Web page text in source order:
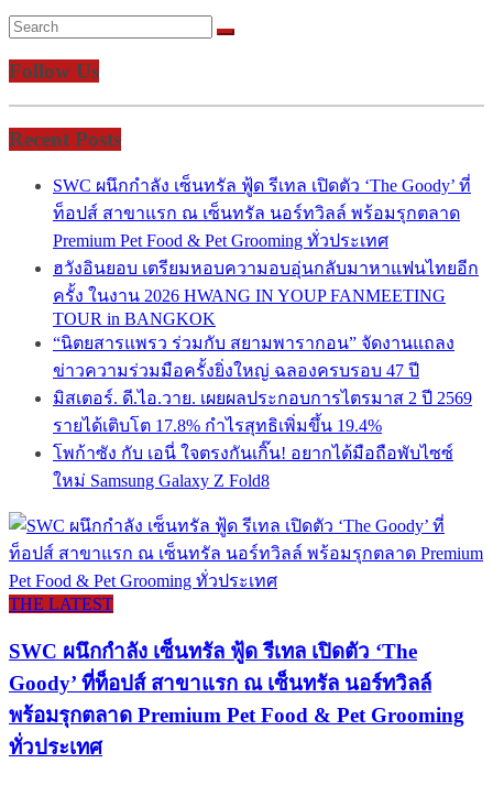
Follow Us
Recent Posts
SWC ผนึกกำลัง เซ็นทรัล ฟู้ด รีเทล เปิดตัว ‘The Goody’ ที่
ท็อปส์ สาขาแรก ณ เซ็นทรัล นอร์ทวิลล์ พร้อมรุกตลาด
Premium Pet Food & Pet Grooming ทั่วประเทศ
ฮวังอินยอบ เตรียมหอบความอบอุ่นกลับมาหาแฟนไทยอีก
ครั้ง ในงาน 2026 HWANG IN YOUP FANMEETING
TOUR in BANGKOK
“นิตยสารแพรว ร่วมกับ สยามพารากอน” จัดงานแถลง
ข่าวความร่วมมือครั้งยิ่งใหญ่ ฉลองครบรอบ 47 ปี
มิสเตอร์. ดี.ไอ.วาย. เผยผลประกอบการไตรมาส 2 ปี 2569
รายได้เติบโต 17.8% กำไรสุทธิเพิ่มขึ้น 19.4%
โพก้าซัง กับ เอนี่ ใจตรงกันเกิ๊น! อยากได้มือถือพับไซซ์
ใหม่ Samsung Galaxy Z Fold8
THE LATEST
SWC ผนึกกำลัง เซ็นทรัล ฟู้ด รีเทล เปิดตัว ‘The
Goody’ ที่ท็อปส์ สาขาแรก ณ เซ็นทรัล นอร์ทวิลล์
พร้อมรุกตลาด Premium Pet Food & Pet Grooming
ทั่วประเทศ